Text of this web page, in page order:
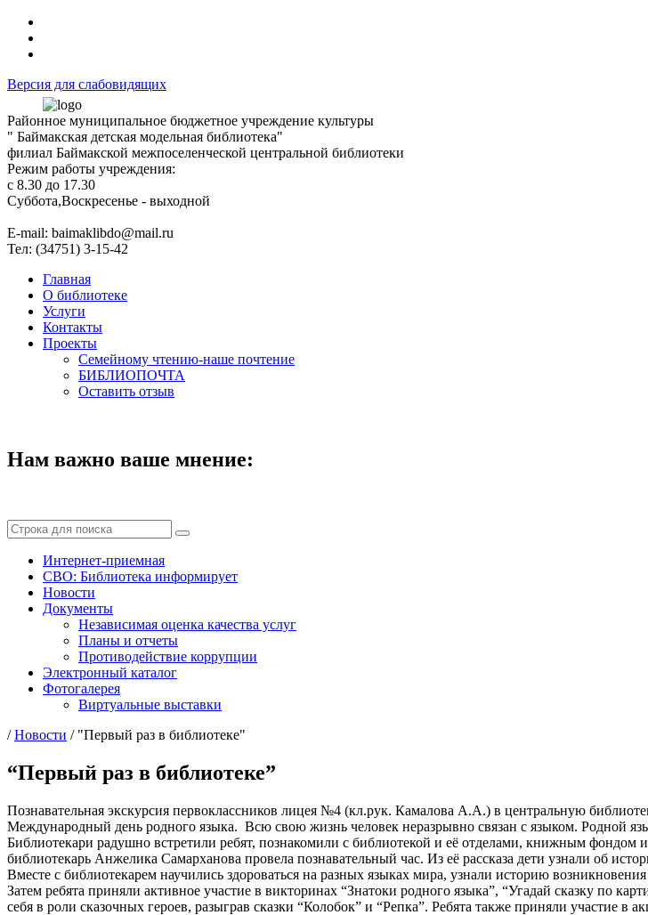
Версия для слабовидящих
Районное муниципальное бюджетное учреждение культуры
" Баймакская детская модельная библиотека"
филиал Баймакской межпоселенческой центральной библиотеки
Режим работы учреждения:
с 8.30 до 17.30
Суббота,Воскресенье - выходной
Е-mail: baimaklibdo@mail.ru
Тел: (34751) 3-15-42
Главная
О библиотеке
Услуги
Контакты
Проекты
Семейному чтению-наше почтение
БИБЛИОПОЧТА
Оставить отзыв
Нам важно ваше мнение:
Интернет-приемная
СВО: Библиотека информирует
Новости
Документы
Независимая оценка качества услуг
Планы и отчеты
Противодействие коррупции
Электронный каталог
Фотогалерея
Виртуальные выставки
/Новости / "Первый раз в библиотеке"
“Первый раз в библиотеке”
Познавательная экскурсия первоклассников лицея №4 (кл.рук. Камалова А.А.) в центральную
Международный день родного языка. Всю свою жизнь человек неразрывно связан с языком. Родной
Библиотекари радушно встретили ребят, познакомили с библиотекой и её отделами, книжным фондом
библиотекарь Анжелика Самарханова провела познавательный час. Из её рассказа дети узнали об
Вместе с библиотекарем научились здороваться на разных языках мира, узнали историю
Затем ребята приняли активное участие в викторинах “Знатоки родного языка”, “Угадай сказку по
себя в роли сказочных героев, разыграв сказки “Колобок” и “Репка”. Ребята также приняли участие в